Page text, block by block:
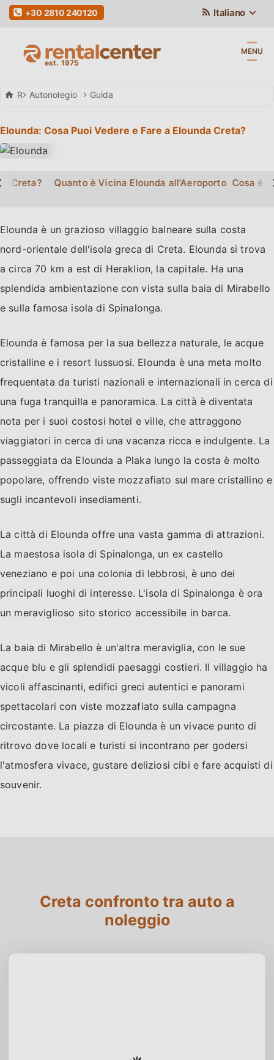
Italiano
+30 2810 240120
MENU
Rental Center Crete
Autonolegio Guida
Elounda: Cosa Puoi Vedere e Fare a Elounda Creta?
a Creta? Quanto è Vicina Elounda all'Aeroporto di Creta?
Cosa è
Elounda è un grazioso villaggio balneare sulla costa
nord-orientale dell'isola greca di Creta. Elounda si trova
a circa 70 km a est di Heraklion, la capitale. Ha una
splendida ambientazione con vista sulla baia di Mirabello
e sulla famosa isola di Spinalonga.
Elounda è famosa per la sua bellezza naturale, le acque
cristalline e i resort lussuosi. Elounda è una meta molto
frequentata da turisti nazionali e internazionali in cerca di
una fuga tranquilla e panoramica. La città è diventata
nota per i suoi costosi hotel e ville, che attraggono
viaggiatori in cerca di una vacanza ricca e indulgente. La
passeggiata da Elounda a Plaka lungo la costa è molto
popolare, offrendo viste mozzafiato sul mare cristallino e
sugli incantevoli insediamenti.
La città di Elounda offre una vasta gamma di attrazioni.
La maestosa isola di Spinalonga, un ex castello
veneziano e poi una colonia di lebbrosi, è uno dei
principali luoghi di interesse. L'isola di Spinalonga è ora
un meraviglioso sito storico accessibile in barca.
La baia di Mirabello è un'altra meraviglia, con le sue
acque blu e gli splendidi paesaggi costieri. Il villaggio ha
vicoli affascinanti, edifici greci autentici e panorami
spettacolari con viste mozzafiato sulla campagna
circostante. La piazza di Elounda è un vivace punto di
ritrovo dove locali e turisti si incontrano per godersi
l'atmosfera vivace, gustare deliziosi cibi e fare acquisti di
souvenir.
Creta confronto tra auto a
noleggio